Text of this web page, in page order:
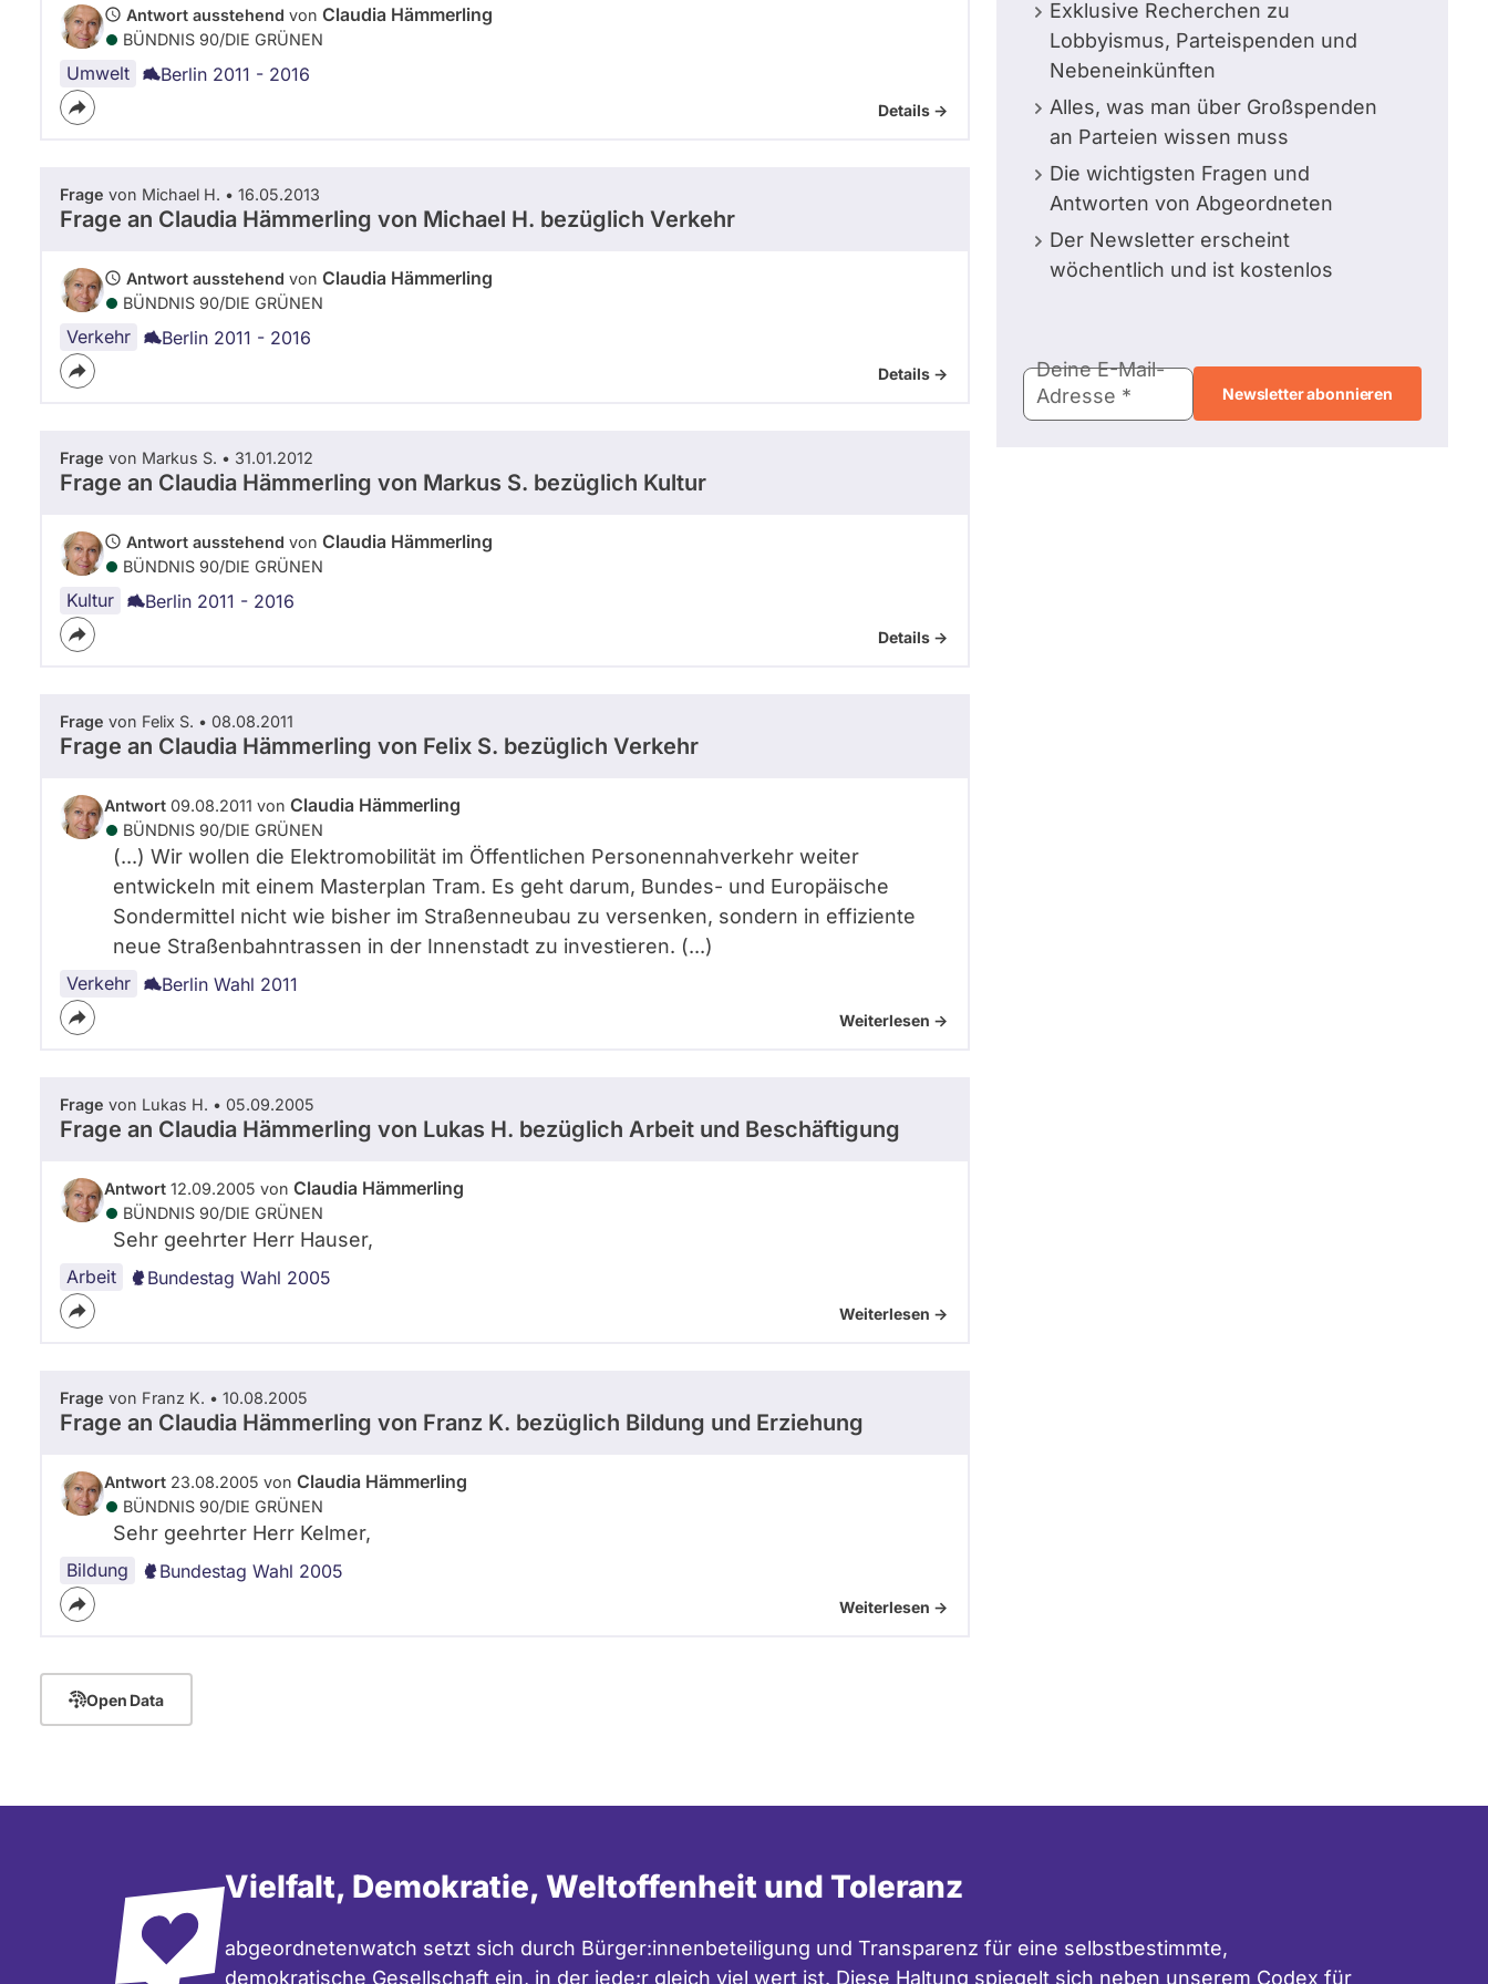
Antwort ausstehend von Claudia Hämmerling
BÜNDNIS 90/­DIE GRÜNEN
Umwelt Berlin 2011 - 2016
Details ->
Frage von Michael H. • 16.05.2013
Frage an Claudia Hämmerling von Michael H. bezüglich Verkehr
Antwort ausstehend von Claudia Hämmerling
BÜNDNIS 90/­DIE GRÜNEN
Verkehr Berlin 2011 - 2016
Details ->
Frage von Markus S. • 31.01.2012
Frage an Claudia Hämmerling von Markus S. bezüglich Kultur
Antwort ausstehend von Claudia Hämmerling
BÜNDNIS 90/­DIE GRÜNEN
Kultur Berlin 2011 - 2016
Details ->
Frage von Felix S. • 08.08.2011
Frage an Claudia Hämmerling von Felix S. bezüglich Verkehr
Antwort 09.08.2011 von Claudia Hämmerling
BÜNDNIS 90/­DIE GRÜNEN
(...) Wir wollen die Elektromobilität im Öffentlichen Personennahverkehr weiter
entwickeln mit einem Masterplan Tram. Es geht darum, Bundes- und Europäische
Sondermittel nicht wie bisher im Straßenneubau zu versenken, sondern in effiziente
neue Straßenbahntrassen in der Innenstadt zu investieren. (...)
Verkehr Berlin Wahl 2011
Weiterlesen ->
Frage von Lukas H. • 05.09.2005
Frage an Claudia Hämmerling von Lukas H. bezüglich Arbeit und Beschäftigung
Antwort 12.09.2005 von Claudia Hämmerling
BÜNDNIS 90/­DIE GRÜNEN
Sehr geehrter Herr Hauser,
Arbeit Bundestag Wahl 2005
Weiterlesen ->
Frage von Franz K. • 10.08.2005
Frage an Claudia Hämmerling von Franz K. bezüglich Bildung und Erziehung
Antwort 23.08.2005 von Claudia Hämmerling
BÜNDNIS 90/­DIE GRÜNEN
Sehr geehrter Herr Kelmer,
Bildung Bundestag Wahl 2005
Weiterlesen ->
Exklusive Recherchen zu
Lobbyismus, Parteispenden und
Nebeneinkünften
Alles, was man über Großspenden
an Parteien wissen muss
Die wichtigsten Fragen und
Antworten von Abgeordneten
Der Newsletter erscheint
wöchentlich und ist kostenlos
Mail-
Adresse
Deine E-Mail-
Adresse
Open Data
Vielfalt, Demokratie, Weltoffenheit und Toleranz
abgeordnetenwatch setzt sich durch Bürger:innenbeteiligung und Transparenz für eine selbstbestimmte,
demokratische Gesellschaft ein, in der jede:r gleich viel wert ist. Diese Haltung spiegelt sich neben unserem Codex für